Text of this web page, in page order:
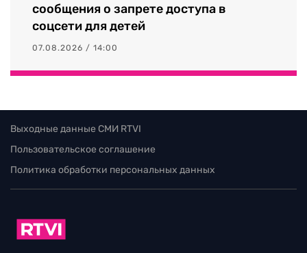
сообщения о запрете доступа в
соцсети для детей
07.08.2026 / 14:00
Выходные данные СМИ RTVI
Пользовательское соглашение
Политика обработки персональных данных